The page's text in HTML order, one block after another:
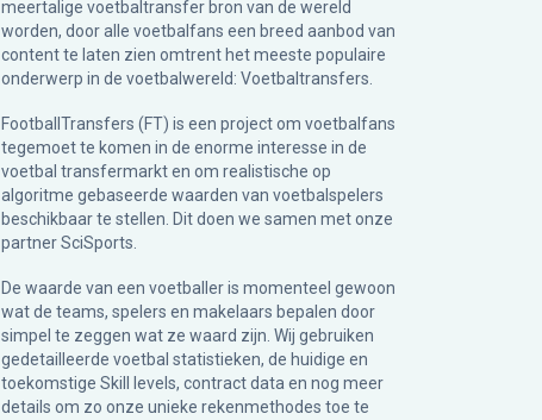
meertalige voetbaltransfer bron van de wereld
worden, door alle voetbalfans een breed aanbod van
content te laten zien omtrent het meeste populaire
onderwerp in de voetbalwereld: Voetbaltransfers.
FootballTransfers (FT) is een project om voetbalfans
tegemoet te komen in de enorme interesse in de
voetbal transfermarkt en om realistische op
algoritme gebaseerde waarden van voetbalspelers
beschikbaar te stellen. Dit doen we samen met onze
partnerSciSports
De waarde van een voetballer is momenteel gewoon
wat de teams, spelers en makelaars bepalen door
simpel te zeggen wat ze waard zijn. Wij gebruiken
gedetailleerde voetbal statistieken, de huidige en
toekomstige Skill levels, contract data en nog meer
details om zo onze unieke rekenmethodes toe te